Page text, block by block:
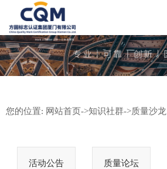
您的位置: 网站首页->知识社群->质量沙龙
活动公告 质量论坛